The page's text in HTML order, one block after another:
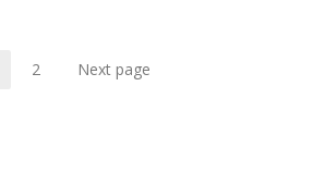
Page Page
2 Next page